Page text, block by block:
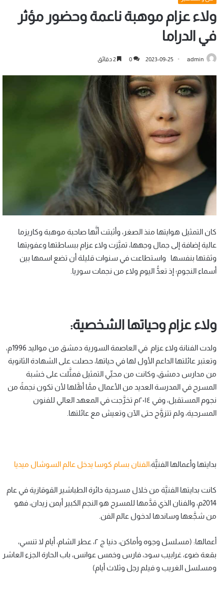
ولاء عزام موهبة ناعمة وحضور مؤثر
في الدراما
admin
2023-09-25
0
كان التمثيل هوايتها منذ الصغر، وأثبتت أنَّها صاحبة موهبة وكاريزما
عالية إضافة إلى جمال وجهها، تميَّزت ولاء عزام ببساطتها وعفويتها
وثقتها بنفسها واستطاعت في سنوات قليلة أن تضع اسمها بين
أسماء النجوم؛ إذ تعدُّ اليوم ولاء من نجمات سوريا.
ولاء عزام وحياتها الشخصية:
ولدت الفنانة ولاء عزام في العاصمة السورية دمشق من مواليد 1996م،
وتعتبر عائلتها الداعم الأول لها في حياتها، حصلت على الشهادة الثانوية
من مدارس دمشق، وكانت من محبِّي التمثيل فمثَّلت على خشبة
المسرح في المدرسة العديد من الأعمال ممَّا أهَّلها لأن تكون نجمةً من
نجوم المستقبل، وفي ٢٠١٤م تخرَّجت في المعهد العالي للفنون
المسرحية، ولم تتزوَّج حتى الآن وتعيش مع عائلتها.
بدايتها وأعمالها الفنيًّة:الفنان بسام كوسا يدخل عالم السوشال ميديا
كانت بدايتها الفنيَّة من خلال مسرحية دائرة الطباشير القوقازية في عام
2014م، والفنان الذي قدَّمها للمسرح هو النجم الكبير أيمن زيدان، فهو
من شجَّعها وساندها لدخول عالم الفن.
أعمالها: (مسلسل وجوه وأماكن، دنيا ج ٢، عطر الشام، أيام لا تنسي،
بقعة ضوء، غرابيب سود، فارس وخمس عوانس، باب الحارة الجزء العاشر
ومسلسل الغريب و فيلم رجل وثلاث أيام)